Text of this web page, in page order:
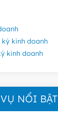
kinh doanh
kinh doanh
NỔI BẬT